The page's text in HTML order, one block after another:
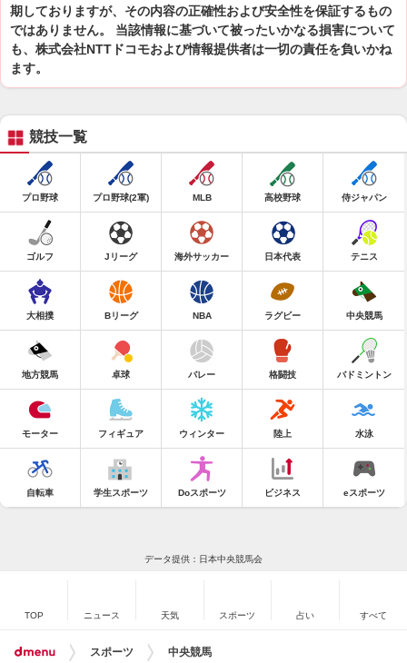
期しておりますが、その内容の正確性および安全性を保証するもの
ではありません。 当該情報に基づいて被ったいかなる損害について
も、株式会社NTTドコモおよび情報提供者は一切の責任を負いかね
ます。
競技一覧
プロ野球 プロ野球(2軍) MLB 高校野球 侍ジャパン
ゴルフ Jリーグ 海外サッカー 日本代表 テニス
大相撲 Bリーグ NBA ラグビー 中央競馬
地方競馬 卓球 バレー 格闘技 バドミントン
モーター フィギュア ウィンター 陸上 水泳
自転車 学生スポーツ Doスポーツ ビジネス eスポーツ
データ提供：日本中央競馬会
TOP ニュース 天気 スポーツ 占い すべて
スポーツ 中央競馬